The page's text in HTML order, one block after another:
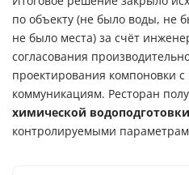
по объекту (не было воды, не
не было места) за счёт
согласования
проектирования компоновки с
коммуникациям. Ресторан
химической водоподготовки
контролируемыми